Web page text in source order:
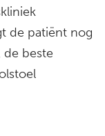
de patiënt nog
de beste